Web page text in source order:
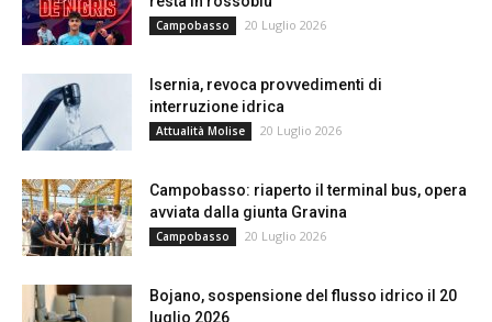
Campobasso 20 Luglio 2026
Isernia, revoca provvedimenti di
interruzione idrica
Attualità Molise 20 Luglio 2026
Campobasso: riaperto il terminal bus, opera
avviata dalla giunta Gravina
Campobasso 20 Luglio 2026
Bojano, sospensione del flusso idrico il 20
luglio 2026